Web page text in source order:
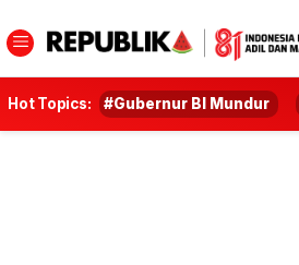
Hot Topics: #Gubernur BI Mundur